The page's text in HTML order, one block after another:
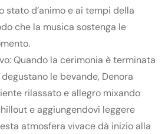
stato d’animo e ai tempi della
che la musica sostenga le
Quando la cerimonia è terminata
le bevande, Denora
rilassato e allegro mixando
e aggiungendovi leggere
atmosfera vivace dà inizio alla